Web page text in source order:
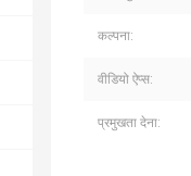
कल्पना:
वीडियो ऐप्स:
प्रमुखता देना: